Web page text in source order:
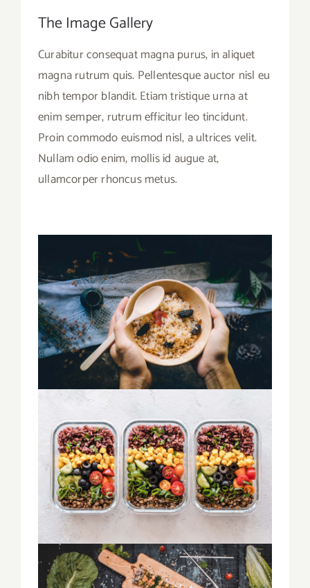
The Image Gallery
Curabitur consequat magna purus, in aliquet
magna rutrum quis. Pellentesque auctor nisl eu
nibh tempor blandit. Etiam tristique urna at
enim semper, rutrum efficitur leo tincidunt.
Proin commodo euismod nisl, a ultrices velit.
Nullam odio enim, mollis id augue at,
ullamcorper rhoncus metus.